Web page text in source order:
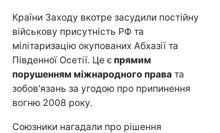
Країни Заходу вкотре засудили постійну
військову присутність РФ та
мілітаризацію окупованих Абхазії та
Південної Осетії. Це є прямим
порушенням міжнародного права та
зобов'язань за угодою про припинення
вогню 2008 року.
Союзники нагадали про рішення